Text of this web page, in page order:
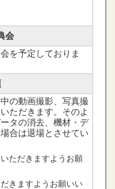
会
を予定しておりま
の動画撮影、写真撮
ただきます。そのよ
タの消去、機材・デ
合は退場とさせてい
ただきますようお願
きますようお願いい